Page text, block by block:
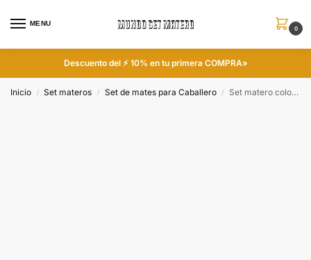
MENU
0
Descuento del ⚡ 10% en tu primera COMPRA»
Inicio / Set materos / Set de mates para Caballero / Set matero color Celeste colección FAR